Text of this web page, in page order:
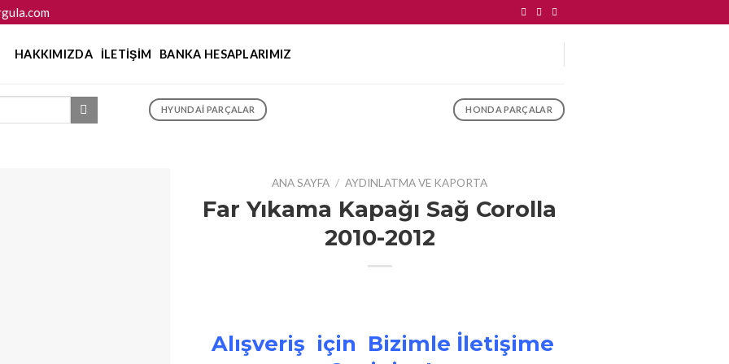
HAKKIMIZDA İLETIŞIM BANKA HESAPLARIMIZ
HYUNDAI PARÇALAR HONDA PARÇALAR
ANA SAYFA / AYDINLATMA VE KAPORTA
Far Yıkama Kapağı Sağ Corolla
2010-2012
Alışveriş için Bizimle İletişime